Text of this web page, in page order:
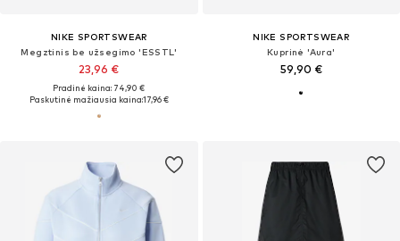
NIKE SPORTSWEAR
Megztinis be užsegimo 'ESSTL'
23,96 €
Pradinė kaina: 74,90 €
Paskutinė mažiausia kaina:17,96 €
NIKE SPORTSWEAR
Kuprinė 'Aura'
59,90 €